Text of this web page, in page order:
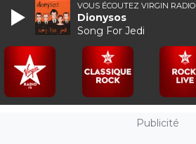
Publicité
VOUS ÉCOUTEZ VIRGIN RADIO
Dionysos
Song For Jedi